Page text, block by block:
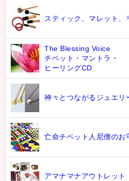
スティック、マレット、
The Blessing Voice
チベット・マントラ・
ヒーリングCD
神々とつながるジュエリ
亡命チベット人尼僧のお
アマナマナアウトレット